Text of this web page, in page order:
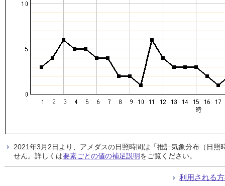
2021年3月2日より、アメダスの日照時間は「推計気象分布（日
せん。詳しくは要素ごとの値の補足説明をご覧ください。
利用される